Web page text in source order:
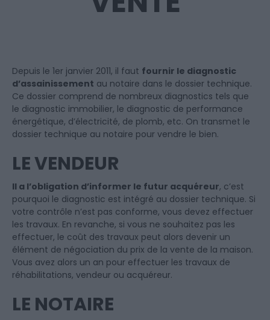
Depuis le 1er janvier 2011, il faut fournir le diagnostic
d’assainissement au notaire dans le dossier technique.
Ce dossier comprend de nombreux diagnostics tels que
le diagnostic immobilier, le diagnostic de performance
énergétique, d’électricité, de plomb, etc. On transmet le
dossier technique au notaire pour vendre le bien.
LE VENDEUR
Il a l’obligation d’informer le futur acquéreur, c’est
pourquoi le diagnostic est intégré au dossier technique. Si
votre contrôle n’est pas conforme, vous devez effectuer
les travaux. En revanche, si vous ne souhaitez pas les
effectuer, le coût des travaux peut alors devenir un
élément de négociation du prix de la vente de la maison.
Vous avez alors un an pour effectuer les travaux de
réhabilitations, vendeur ou acquéreur.
LE NOTAIRE